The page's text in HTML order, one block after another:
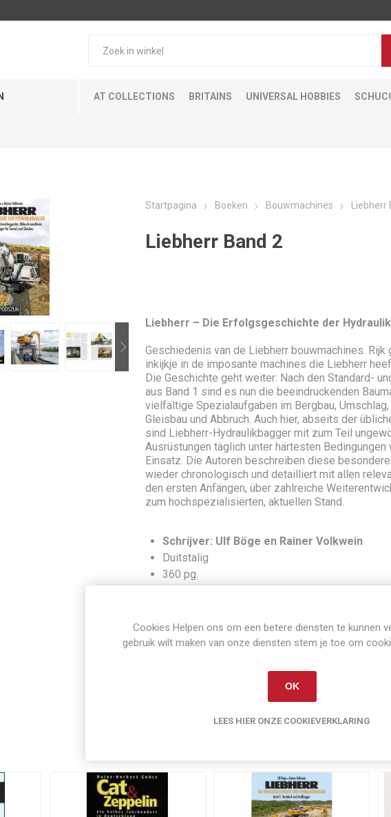
AT COLLECTIONS BRITAINS UNIVERSAL HOBBIES
Startpagina Boeken Bouwmachines Liebherr
Liebherr Band 2
Liebherr – Die Erfolgsgeschichte der
Geschiedenis van de Liebherr bouwmachines. Rijk
inkijkje in de imposante machines die Liebherr
Die Geschichte geht weiter: Nach den Standard-
aus Band 1 sind es nun die beeindruckenden
vielfältige Spezialaufgaben im Bergbau, Umschlag,
Gleisbau und Abbruch. Auch hier, abseits der
sind Liebherr-Hydraulikbagger mit zum Teil
Ausrüstungen täglich unter härtesten
Einsatz. Die Autoren beschreiben diese
wieder chronologisch und detailliert mit allen
den ersten Anfängen, über zahlreiche
zum hochspezialisierten, aktuellen Stand.
Schrijver: Ulf Böge en Rainer Volkwein
Duitstalig
360 pg.
Artikelnummer:PODS-983
Cookies Helpen ons om een betere diensten te kunnen
gebruik wilt maken van onze diensten stem je toe om
OK
LEES HIER ONZE COOKIEVERKLARING